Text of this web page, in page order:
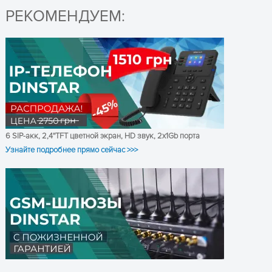
РЕКОМЕНДУЕМ:
6 SIP-акк, 2,4''TFT цветной экран, HD звук, 2x1Gb порта
Узнайте подробнее прямо сейчас >>>
Поддерживаемые
аудиокодеки
G.711 A/U, G.723.1,
G.729.A/B
VoIP протоколы
SIP через UDP/TCP/TLS,
RTP/SRTP
Дополнительные
функции
Подавление эха (до 128 мс),
Jitter Buffer,
автоматическое
регулирование усиления
(AGC), конференц-связь до 3
участников
Управление и
настройка
Веб-интерфейс, Telnet,
конфигурация и резервное
копирование, обновление
прошивки, Syslog,